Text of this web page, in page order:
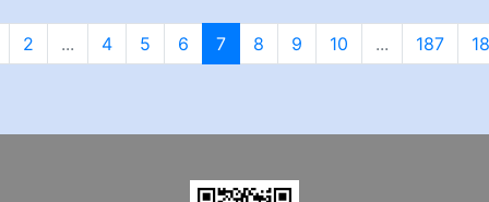
2 ... 4 5 6 7 8 9 10 ... 187